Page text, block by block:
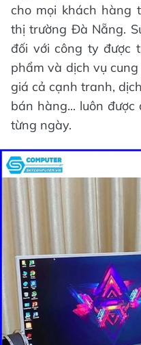
cho mọi khách hàng
thị trường Đà Nẵng.
đối với công ty được
phẩm và dịch vụ
giá cả cạnh tranh,
bán hàng... luôn
từng ngày.